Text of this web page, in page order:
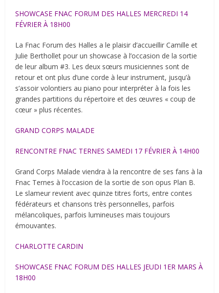
SHOWCASE FNAC FORUM DES HALLES MERCREDI 14
FÉVRIER À 18H00
La Fnac Forum des Halles a le plaisir d’accueillir Camille et
Julie Berthollet pour un showcase à l’occasion de la sortie
de leur album #3. Les deux sœurs musiciennes sont de
retour et ont plus d’une corde à leur instrument, jusqu’à
s’assoir volontiers au piano pour interpréter à la fois les
grandes partitions du répertoire et des œuvres « coup de
cœur » plus récentes.
GRAND CORPS MALADE
RENCONTRE FNAC TERNES SAMEDI 17 FÉVRIER À 14H00
Grand Corps Malade viendra à la rencontre de ses fans à la
Fnac Ternes à l’occasion de la sortie de son opus Plan B.
Le slameur revient avec quinze titres forts, entre contes
fédérateurs et chansons très personnelles, parfois
mélancoliques, parfois lumineuses mais toujours
émouvantes.
CHARLOTTE CARDIN
SHOWCASE FNAC FORUM DES HALLES JEUDI 1ER MARS À
18H00